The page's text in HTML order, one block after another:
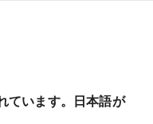
ています。日本語が